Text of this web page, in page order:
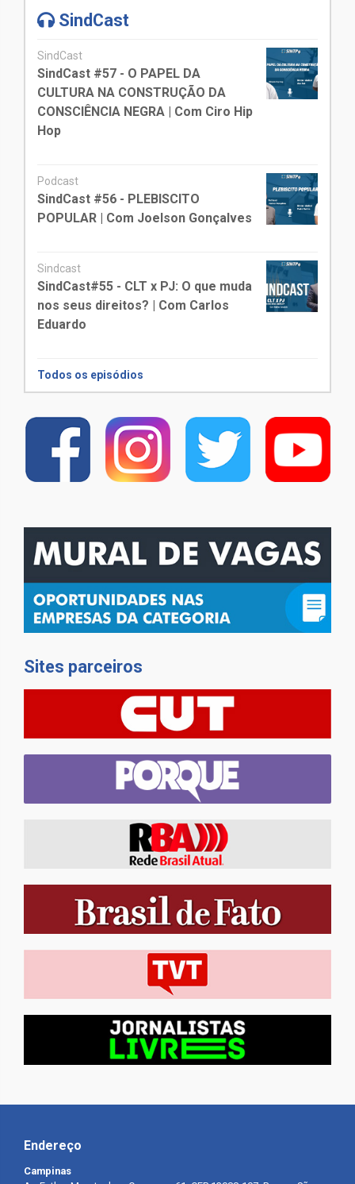
SindCast
SindCast
SindCast #57 - O PAPEL DA
CULTURA NA CONSTRUÇÃO DA
CONSCIÊNCIA NEGRA | Com Ciro Hip
Hop
Podcast
SindCast #56 - PLEBISCITO
POPULAR | Com Joelson Gonçalves
Sindcast
SindCast#55 - CLT x PJ: O que muda
nos seus direitos? | Com Carlos
Eduardo
Todos os episódios
Sites parceiros
Endereço
Campinas